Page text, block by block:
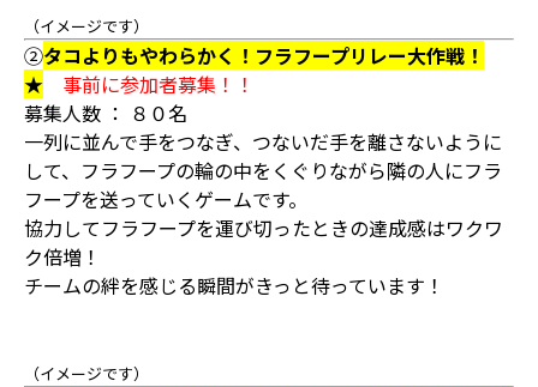
（イメージです）
②タコよりもやわらかく！フラフープリレー大作戦！
★
事前に参加者募集！！
募集人数 ： ８０名
一列に並んで手をつなぎ、つないだ手を離さないように
して、フラフープの輪の中をくぐりながら隣の人にフラ
フープを送っていくゲームです。
協力してフラフープを運び切ったときの達成感はワクワ
ク倍増！
チームの絆を感じる瞬間がきっと待っています！
（イメージです）